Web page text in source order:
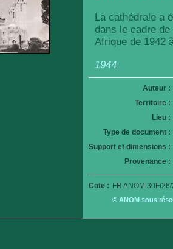
La cathédrale a
dans le cadre
Afrique de 1942
1944
Auteur :
Territoire :
Lieu :
Type de document :
Support et dimensions :
Provenance :
Cote : FR ANOM
© ANOM sous